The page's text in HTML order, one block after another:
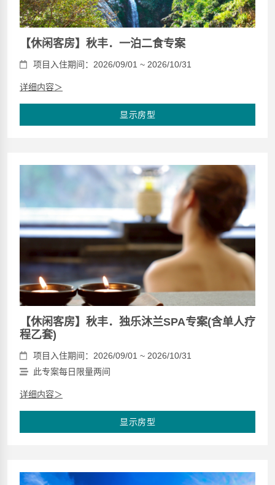
【休闲客房】秋丰．一泊二食专案
项目入住期间：2026/09/01 ~ 2026/10/31
详细内容＞
显示房型
【休闲客房】秋丰．独乐沐兰SPA专案(含单人疗
程乙套)
项目入住期间：2026/09/01 ~ 2026/10/31
此专案每日限量两间
详细内容＞
显示房型